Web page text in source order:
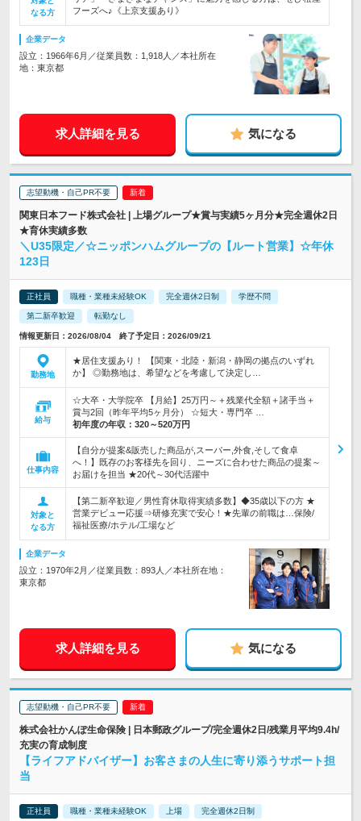
なる方
フーズへ♪《上京支援あり》
企業データ
設立：1966年6月／従業員数：1,918人／本社所在
地：東京都
求人詳細を見る 気になる
志望動機・自己PR不要
関東日本フード株式会社 | 上場グループ★賞与実績5ヶ月分★完全週休2日
★育休実績多数
＼U35限定／☆ニッポンハムグループの【ルート営業】☆年休
123日
正社員 職種・業種未経験OK 完全週休2日制 学歴不問
第二新卒歓迎 転勤なし
情報更新日：2026/08/04 終了予定日：2026/09/21
勤務地
★居住支援あり！ 【関東・北陸・新潟・静岡の拠点のいずれ
か】 ◎勤務地は、希望などを考慮して決定し…
給与
☆大卒・大学院卒 【月給】25万円～＋残業代全額＋諸手当＋
賞与2回（昨年平均5ヶ月分） ☆短大・専門卒 …
初年度の年収： 320～520万円
仕事内容
【自分が提案&販売した商品が,スーパー,外食,そして食卓
へ！】既存のお客様先を回り、ニーズに合わせた商品の提案～
お届けを担当 ★20代～30代活躍中
対象と
なる方
【第二新卒歓迎／男性育休取得実績多数】◆35歳以下の方 ★
営業デビュー応援⇒研修充実で安心！★先輩の前職は…保険/
福祉医療/ホテル/工場など
企業データ
設立：1970年2月／従業員数：893人／本社所在地：
東京都
求人詳細を見る 気になる
志望動機・自己PR不要
株式会社かんぽ生命保険 | 日本郵政グループ/完全週休2日/残業月平均9.4h/
充実の育成制度
【ライフアドバイザー】お客さまの人生に寄り添うサポート担
当
正社員 職種・業種未経験OK 上場 完全週休2日制